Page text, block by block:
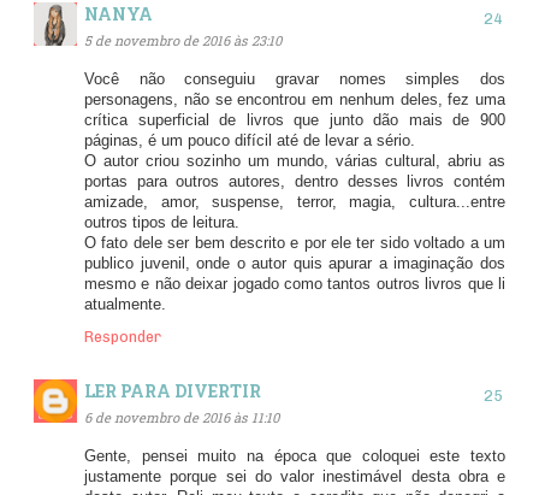
NANYA
5 de novembro de 2016 às 23:10
Você não conseguiu gravar nomes simples dos
personagens, não se encontrou em nenhum deles, fez uma
crítica superficial de livros que junto dão mais de 900
páginas, é um pouco difícil até de levar a sério.
O autor criou sozinho um mundo, várias cultural, abriu as
portas para outros autores, dentro desses livros contém
amizade, amor, suspense, terror, magia, cultura...entre
outros tipos de leitura.
O fato dele ser bem descrito e por ele ter sido voltado a um
publico juvenil, onde o autor quis apurar a imaginação dos
mesmo e não deixar jogado como tantos outros livros que li
atualmente.
Responder
LER PARA DIVERTIR
6 de novembro de 2016 às 11:10
Gente, pensei muito na época que coloquei este texto
justamente porque sei do valor inestimável desta obra e